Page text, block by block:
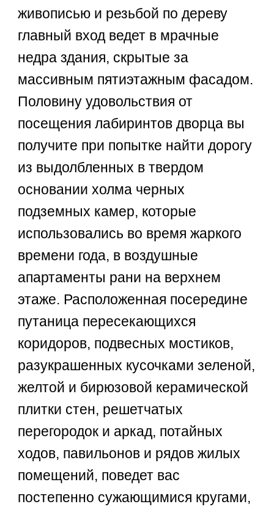
живописью и резьбой по дереву
главный вход ведет в мрачные
недра здания, скрытые за
массивным пятиэтажным фасадом.
Половину удовольствия от
посещения лабиринтов дворца вы
получите при попытке найти дорогу
из выдолбленных в твердом
основании холма черных
подземных камер, которые
использовались во время жаркого
времени года, в воздушные
апартаменты рани на верхнем
этаже. Расположенная посередине
путаница пересекающихся
коридоров, подвесных мостиков,
разукрашенных кусочками зеленой,
желтой и бирюзовой керамической
плитки стен, решетчатых
перегородок и аркад, потайных
ходов, павильонов и рядов жилых
помещений, поведет вас
постепенно сужающимися кругами,